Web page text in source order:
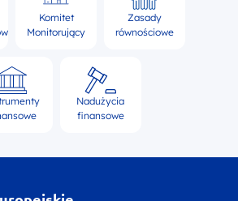
Komitet
Monitorujący
Zasady
równościowe
Nadużycia
finansowe